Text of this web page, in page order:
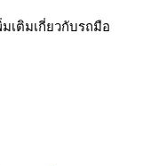
เติมเกี่ยวกับรถมือ